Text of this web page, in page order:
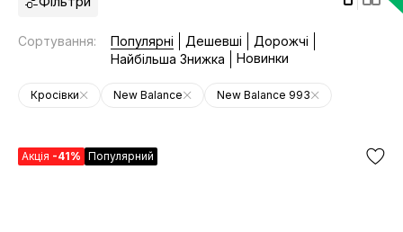
Сортування: Популярні Дешевші
Дорожчі
Найбільша Знижка
Новинки
Кросівки New Balance New Balance 993
Акція -41% Популярний